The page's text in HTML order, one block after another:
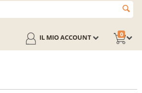
0
IL MIO ACCOUNT